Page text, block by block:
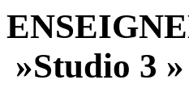
»Studio 3